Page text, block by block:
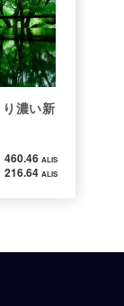
濃い新
460.46 ALIS
216.64 ALIS